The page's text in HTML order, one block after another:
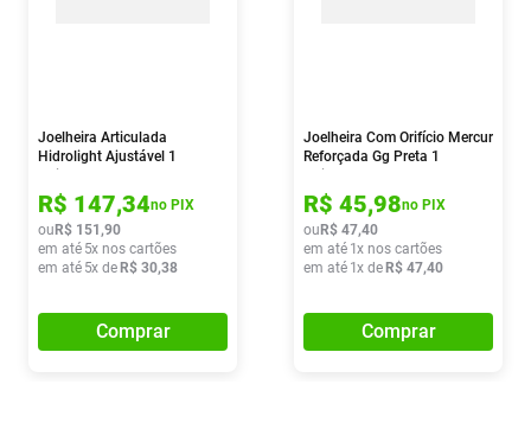
Joelheira Articulada
Hidrolight Ajustável 1
R$ 147,34no PIX
ou R$ 151 ,90
em até 5x nos cartões
em até 5x de R$ 30,38
Comprar
Joelheira Com Orifício Mercur
Reforçada Gg Preta 1
R$ 45,98no PIX
ou R$ 47,40
em até 1x nos cartões
em até 1x de R$ 47,40
Comprar